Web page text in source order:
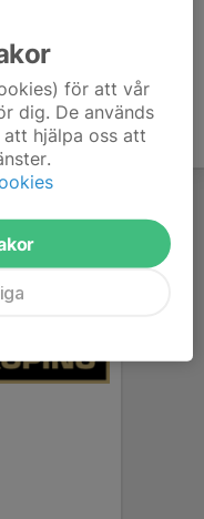
för att vår
dig. De används
hjälpa oss att